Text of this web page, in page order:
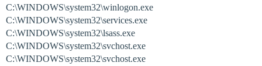
C:\WINDOWS\system32\winlogon.exe
C:\WINDOWS\system32\services.exe
C:\WINDOWS\system32\lsass.exe
C:\WINDOWS\system32\svchost.exe
C:\WINDOWS\system32\svchost.exe